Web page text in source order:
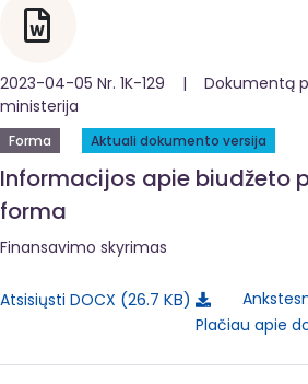
2023-04-05 Nr. 1K-129 | Dokumentą
ministerija
Forma Aktuali dokumento versija
Informacijos apie biudžeto
forma
Finansavimo skyrimas
Atsisiųsti DOCX 26.7 KB
Plačiau apie